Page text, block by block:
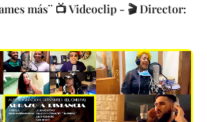
más¨ 📺 Videoclip - 🎬 Director: